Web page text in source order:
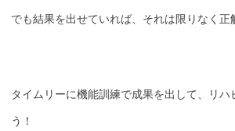
でも結果を出せていれば、それは限りなく正
タイムリーに機能訓練で成果を出して、リハ
う！